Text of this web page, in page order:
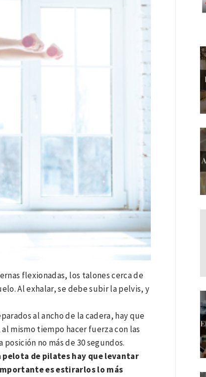
flexionadas, los talones cerca de
Al exhalar, se debe subir la pelvis, y
al ancho de la cadera, hay que
mismo tiempo hacer fuerza con las
no más de 30 segundos.
pelota de pilates hay que levantar
es estirarlos lo más